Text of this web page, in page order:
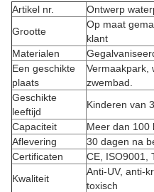
Artikel nr.
Ontwerp
Grootte
Op maat
klant
Materialen
Een geschikte
plaats
Vermaakpark,
zwembad.
Geschikte
leeftijd
Kinderen van
Capaciteit
Meer dan 100
Aflevering
30 dagen na
Certificaten
CE, ISO9001,
Kwaliteit
Anti-UV, anti-
toxisch